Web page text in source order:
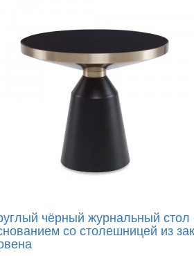
чёрный журнальный стол
со столешницей из